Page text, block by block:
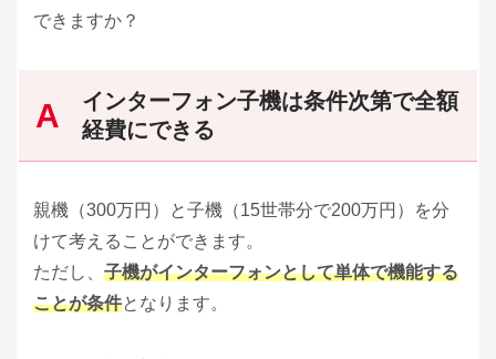
できますか？
インターフォン子機は条件次第で全額
経費にできる
親機（300万円）と子機（15世帯分で200万円）を分
けて考えることができます。
ただし、 子機がインターフォンとして単体で機能する
ことが条件となります。